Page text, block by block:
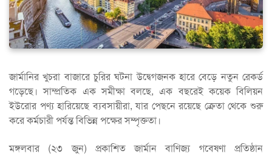
জার্মানির খুচরা বাজারে চুরির ঘটনা উদ্বেগজনক হারে বেড়ে নতুন রেকর্ড
গড়েছে। সাম্প্রতিক এক সমীক্ষা বলছে, এক বছরেই কয়েক বিলিয়ন
ইউরোর পণ্য হারিয়েছে ব্যবসায়ীরা, যার পেছনে রয়েছে ক্রেতা থেকে শুরু
করে কর্মচারী পর্যন্ত বিভিন্ন পক্ষের সম্পৃক্ততা।
মঙ্গলবার (২৩ জুন) প্রকাশিত জার্মান বাণিজ্য গবেষণা প্রতিষ্ঠান